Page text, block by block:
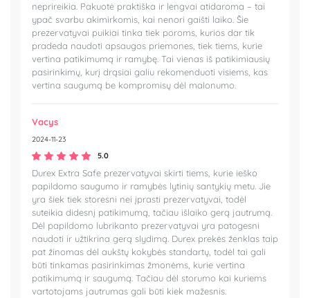
neprireikia. Pakuotė praktiška ir lengvai atidaroma – tai
ypač svarbu akimirkomis, kai nenori gaišti laiko. Šie
prezervatyvai puikiai tinka tiek poroms, kurios dar tik
pradeda naudoti apsaugos priemones, tiek tiems, kurie
vertina patikimumą ir ramybę. Tai vienas iš patikimiausių
pasirinkimų, kurį drąsiai galiu rekomenduoti visiems, kas
vertina saugumą be kompromisų dėl malonumo.
Vacys
2024-11-23
5.0
Durex Extra Safe prezervatyvai skirti tiems, kurie ieško
papildomo saugumo ir ramybės lytinių santykių metu. Jie
yra šiek tiek storesni nei įprasti prezervatyvai, todėl
suteikia didesnį patikimumą, tačiau išlaiko gerą jautrumą.
Dėl papildomo lubrikanto prezervatyvai yra patogesni
naudoti ir užtikrina gerą slydimą. Durex prekės ženklas taip
pat žinomas dėl aukštų kokybės standartų, todėl tai gali
būti tinkamas pasirinkimas žmonėms, kurie vertina
patikimumą ir saugumą. Tačiau dėl storumo kai kuriems
vartotojams jautrumas gali būti kiek mažesnis.